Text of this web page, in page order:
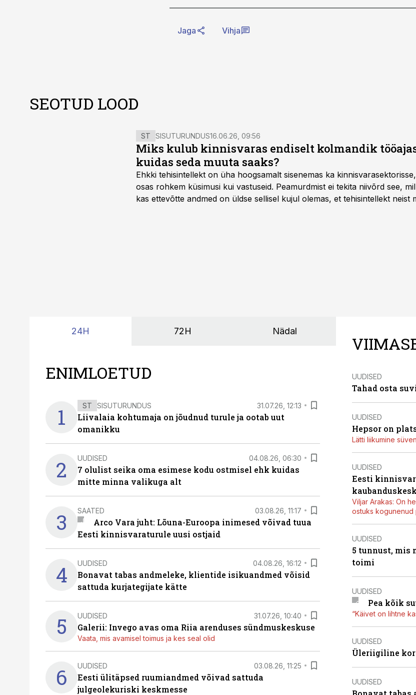
Jaga Vihja
SEOTUD LOOD
ST SISUTURUNDUS16.06.26, 09:56
Miks kulub kinnisvaras endiselt kolmandik
kuidas seda muuta saaks?
Ehkki tehisintellekt on üha hoogsamalt sisenemas ka
osas rohkem küsimusi kui vastuseid. Peamurdmist ei tekita niivõrd see,
kas ettevõtte andmed on üldse sellisel kujul olemas, et tehisintellekt neist
24H 72H Nädal
ENIMLOETUD
1 ST SISUTURUNDUS 31.07.26, 12:13
Liivalaia kohtumaja on jõudnud turule ja ootab uut
omanikku
2 UUDISED 04.08.26, 06:30
7 olulist seika oma esimese kodu ostmisel ehk kuidas
mitte minna valikuga alt
3 SAATED 03.08.26, 11:17
Arco Vara juht: Lõuna-Euroopa inimesed võivad tuua
Eesti kinnisvaraturule uusi ostjaid
4 UUDISED 04.08.26, 16:12
Bonavat tabas andmeleke, klientide isikuandmed võisid
sattuda kurjategijate kätte
5 UUDISED 31.07.26, 10:40
Galerii: Invego avas oma Riia arenduses sündmuskeskuse
Vaata, mis avamisel toimus ja kes seal olid
6 UUDISED 03.08.26, 11:25
Eesti ülitäpsed ruumiandmed võivad sattuda
julgeolekuriski keskmesse
UUDISED
Tahad osta
UUDISED
Hepsor on
Lätti liikumine
UUDISED
Eesti
Viljar Arakas: On
ostuks kogunenud
UUDISED
5 tunnust, mis
toimi
UUDISED
Pea kõik
“Käivet on lihtne
UUDISED
Üleriigiline
UUDISED